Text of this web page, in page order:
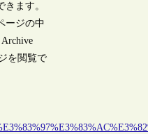
ます。
ージの中
を閲覧で